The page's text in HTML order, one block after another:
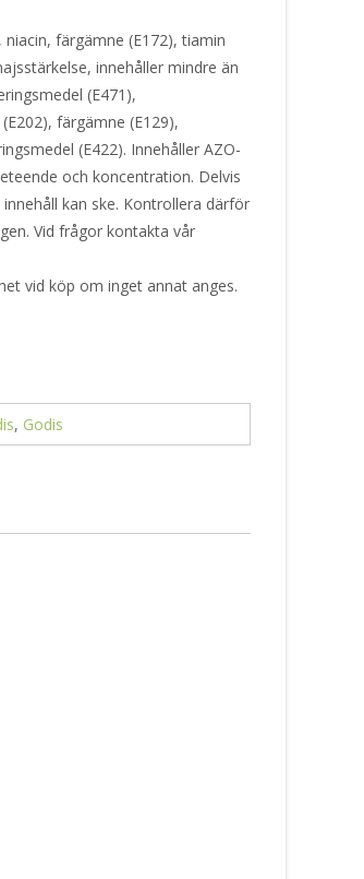
färgämne (E172), tiamin
innehåller mindre än
(E471),
färgämne (E129),
(E422). Innehåller AZO-
och koncentration. Delvis
kan ske. Kontrollera därför
Vid frågor kontakta vår
vid köp om inget annat anges.
, Godis